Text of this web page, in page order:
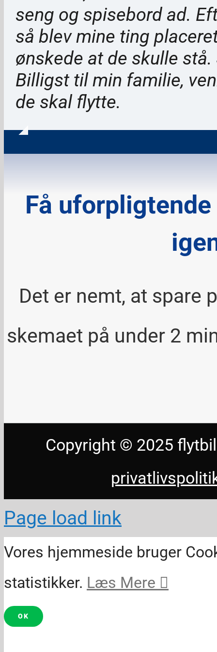
seng og spisebord ad.
så blev mine ting
ønskede at de skulle
Billigst til min familie,
de skal flytte.
Få
Det er nemt, at spare
skemaet på under 2
Copyright © 2025
Page load link
Vores hjemmeside bruger
statistikker. Læs Mere
OK